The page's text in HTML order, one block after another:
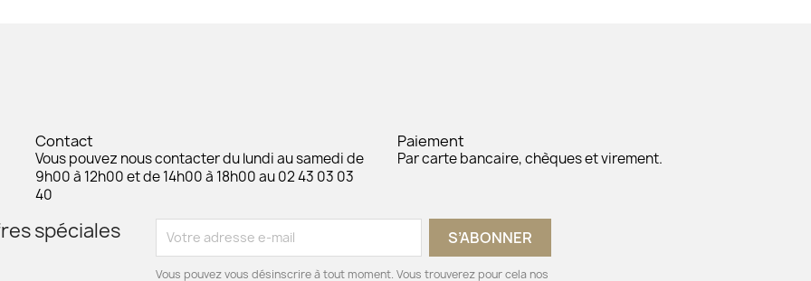
Contact
Vous pouvez nous contacter du lundi au samedi de
9h00 à 12h00 et de 14h00 à 18h00 au 02 43 03 03
40
Paiement
Par carte bancaire, chèques et virement.
spéciales
Vous pouvez vous désinscrire à tout moment. Vous trouverez pour cela nos